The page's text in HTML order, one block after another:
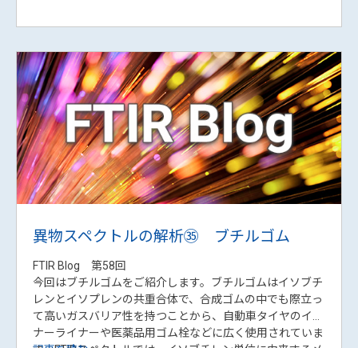
検量線用標準液は水で希釈したらどうな
る？酸は必要？元素によっては影響あり！
ICP-OESで比較検証
ICP-OESラボのあれこれ 第72回
ICP-OESでは、検量線用標準液は酸を添加して希釈調製す
ることが一般的です。一方で、「いつも超純水だけで希釈
ん。そこで今回は、硝酸で調製した検量線を用いて、水で
に比較しました。その結果、元素によっては定量値が低下
するケースも確認されました。実測データをもとに、水希
釈で特に注意したい元素を紹介するとともに、推奨される
標準液調製手順を図解で分かりやすく解説します。検量線
作成の基本を見直したい方や、より信頼性の高い分析を目
記事を読む